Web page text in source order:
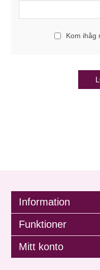
Kom ihåg
Information
Funktioner
Mitt konto